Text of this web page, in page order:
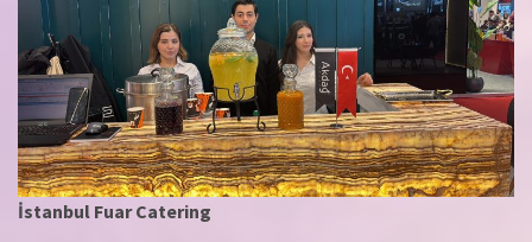
İstanbul Fuar Catering